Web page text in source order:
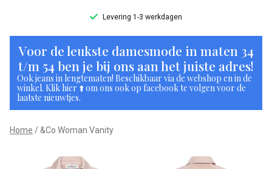
Levering 1-3 werkdagen
&Co
Woman
Vanity
-
Klean
Voor de leukste damesmode in maten 34
t/m 54 ben je bij ons aan het juiste adres!
Ook jeans in lengtematen! Beschikbaar via de webshop en in de
winkel. Klik hier ⬆️ om ons ook op facebook te volgen voor de
laatste nieuwtjes.
Home &Co Woman Vanity